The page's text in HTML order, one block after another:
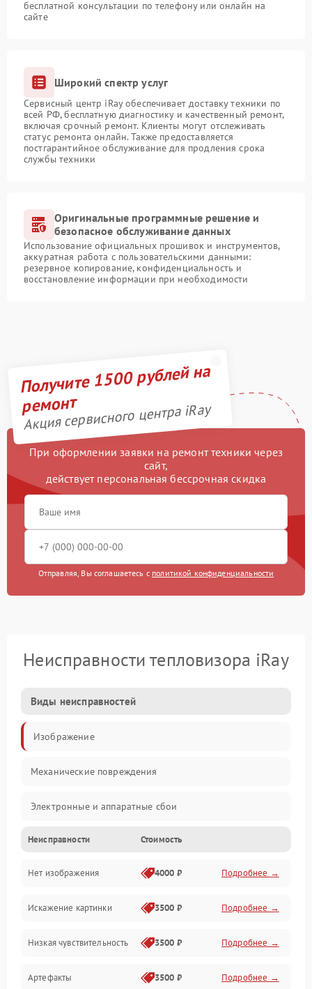
бесплатной консультации по телефону или онлайн на
сайте
Широкий спектр услуг
Сервисный центр iRay обеспечивает доставку техники по
всей РФ, бесплатную диагностику и качественный ремонт,
включая срочный ремонт. Клиенты могут отслеживать
статус ремонта онлайн. Также предоставляется
постгарантийное обслуживание для продления срока
службы техники
Оригинальные программные решение и
безопасное обслуживание данных
Использование официальных прошивок и инструментов,
аккуратная работа с пользовательскими данными:
резервное копирование, конфиденциальность и
восстановление информации при необходимости
Получите 1500 рублей на
ремонт
Акция сервисного центра iRay
При оформлении заявки на ремонт техники через
сайт,
действует персональная бессрочная скидка
Отправляя, Вы соглашаетесь с политикой конфиденциальности
Неисправности тепловизора iRay
Виды неисправностей
Изображение
Механические повреждения
Электронные и аппаратные сбои
Неисправности сенсора и оптики
Программные ошибки
Электропитание
Измерения
Матрица
Неисправности Стоимость
Нет изображения 4000 ₽ Подробнее →
Искажение картинки 3500 ₽ Подробнее →
Низкая чувствительность 3500 ₽ Подробнее →
Артефакты 3500 ₽ Подробнее →